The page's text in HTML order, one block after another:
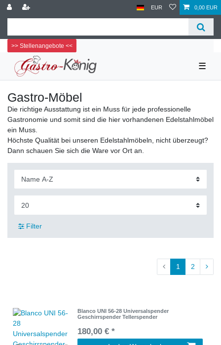
EUR 0,00 EUR
>> Stellenangebote <<
☰
Gastro-Möbel
Die richtige Ausstattung ist ein Muss für jede professionelle
Gastronomie und somit sind die hier vorhandenen Edelstahlmöbel
ein Muss.
Höchste Qualität bei unseren Edelstahlmöbeln, nicht überzeugt?
Dann schauen Sie sich die Ware vor Ort an.
Filter
1 2
Blanco UNI 56-28 Universalspender
Geschirrspender Tellerspender
180,00 € *